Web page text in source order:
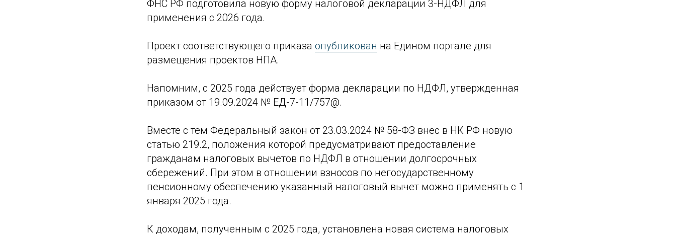
ФНС РФ подготовила новую форму налоговой декларации 3-НДФЛ для
применения с 2026 года.
Проект соответствующего приказа опубликован на Едином портале для
размещения проектов НПА.
Напомним, с 2025 года действует форма декларации по НДФЛ, утвержденная
приказом от 19.09.2024 № ЕД-7-11/757@.
Вместе с тем Федеральный закон от 23.03.2024 № 58-ФЗ внес в НК РФ новую
статью 219.2, положения которой предусматривают предоставление
гражданам налоговых вычетов по НДФЛ в отношении долгосрочных
сбережений. При этом в отношении взносов по негосударственному
пенсионному обеспечению указанный налоговый вычет можно применять с 1
января 2025 года.
К доходам, полученным с 2025 года, установлена новая система налоговых